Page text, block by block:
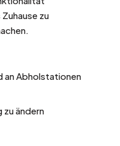
zu
an Abholstationen
zu ändern